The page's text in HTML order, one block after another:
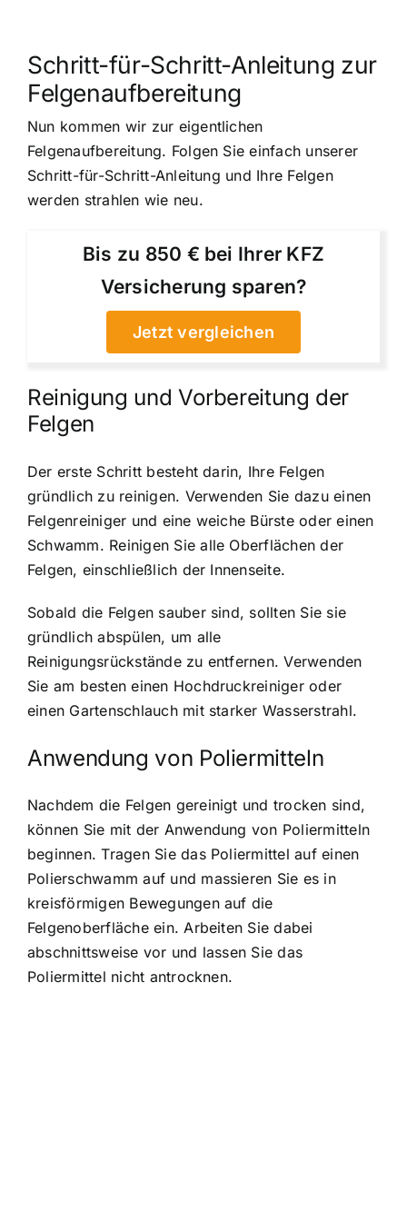
Schritt-für-Schritt-Anleitung zur
Felgenaufbereitung
Nun kommen wir zur eigentlichen
Felgenaufbereitung. Folgen Sie einfach unserer
Schritt-für-Schritt-Anleitung und Ihre Felgen
werden strahlen wie neu.
Bis zu 850 € bei Ihrer KFZ
Versicherung sparen?
Jetzt vergleichen
Reinigung und Vorbereitung der
Felgen
Der erste Schritt besteht darin, Ihre Felgen
gründlich zu reinigen. Verwenden Sie dazu einen
Felgenreiniger und eine weiche Bürste oder einen
Schwamm. Reinigen Sie alle Oberflächen der
Felgen, einschließlich der Innenseite.
Sobald die Felgen sauber sind, sollten Sie sie
gründlich abspülen, um alle
Reinigungsrückstände zu entfernen. Verwenden
Sie am besten einen Hochdruckreiniger oder
einen Gartenschlauch mit starker Wasserstrahl.
Anwendung von Poliermitteln
Nachdem die Felgen gereinigt und trocken sind,
können Sie mit der Anwendung von Poliermitteln
beginnen. Tragen Sie das Poliermittel auf einen
Polierschwamm auf und massieren Sie es in
kreisförmigen Bewegungen auf die
Felgenoberfläche ein. Arbeiten Sie dabei
abschnittsweise vor und lassen Sie das
Poliermittel nicht antrocknen.